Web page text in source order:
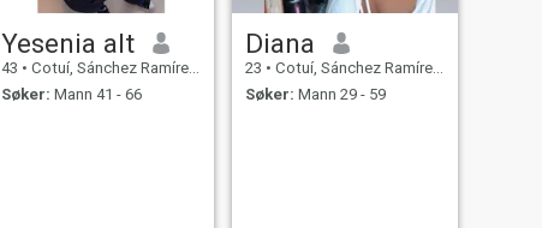
Yesenia alt
43 • Cotuí, Sánchez Ramírez, Den Dominikanske Rep.
Søker: Mann 41 - 66
Diana
23 • Cotuí, Sánchez Ramírez, Den Dominikanske Rep.
Søker: Mann 29 - 59